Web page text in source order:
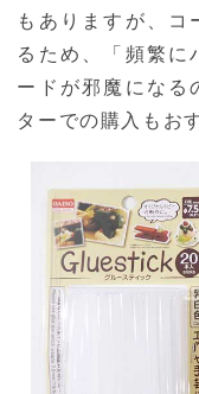
もありますが、コ
るため、「頻繁に
ードが邪魔になる
ターでの購入もお